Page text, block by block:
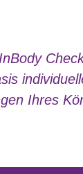
Ihres